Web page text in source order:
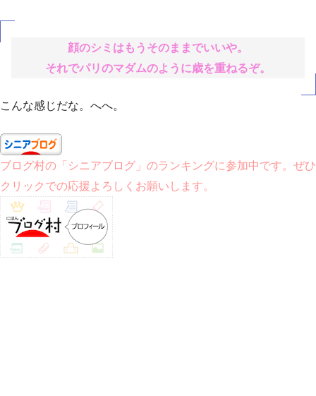
顔のシミはもうそのままでいいや。
それでパリのマダムのように歳を重ねるぞ。
こんな感じだな。へへ。
ブログ村の「シニアブログ」のランキングに参加中です。ぜひ
クリックでの応援よろしくお願いします。